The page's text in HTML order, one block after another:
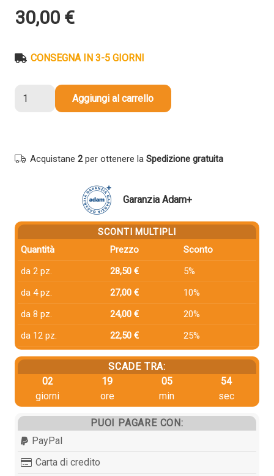
30,00 €
CONSEGNA IN 3-5 GIORNI
compatibile
quantità
Aggiungi al carrello
Acquistane 2per ottenere la Spedizione gratuita
Garanzia Adam+
SCONTI MULTIPLI
Quantità
Prezzo
Sconto
da 2 pz.
28,50 €
5%
da 4 pz.
27,00 €
10%
da 8 pz.
24,00 €
20%
da 12 pz.
22,50 € 25%
SCADE TRA:
02
giorni
19
ore
05
min
54
sec
PUOI PAGARE CON:
PayPal
Carta di credito